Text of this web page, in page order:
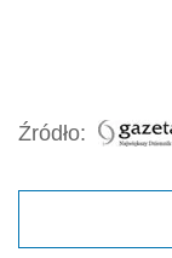
Źródło: